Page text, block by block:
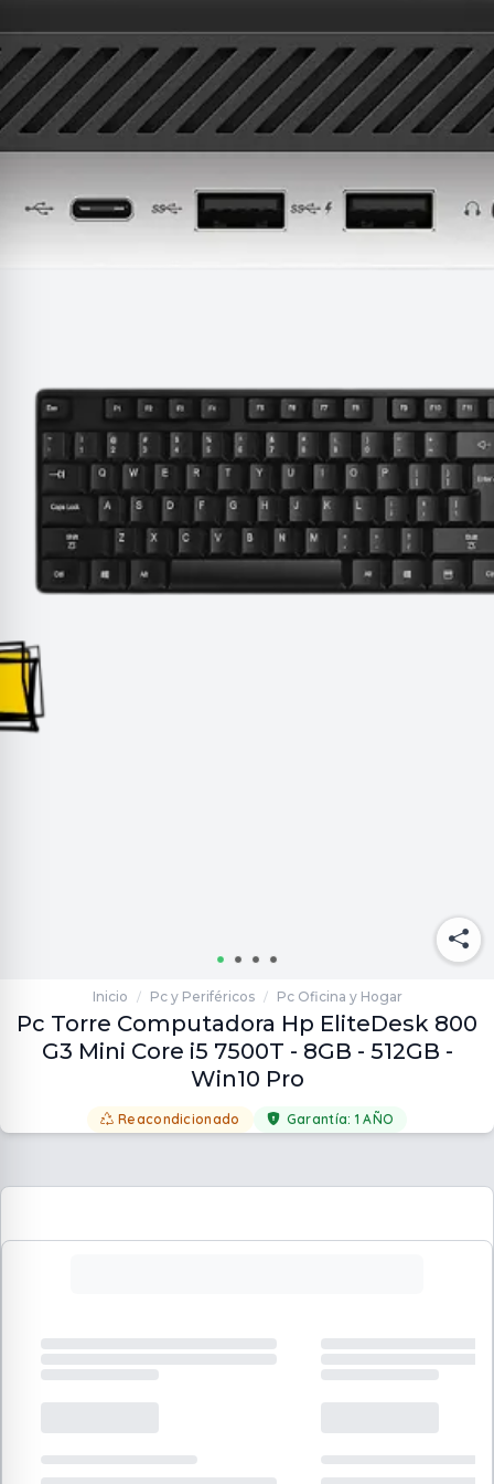
Inicio / Pc y Periféricos / Pc Oficina y Hogar
Pc Torre Computadora Hp EliteDesk 800
G3 Mini Core i5 7500T - 8GB - 512GB -
Win10 Pro
Reacondicionado Garantía: 1 AÑO